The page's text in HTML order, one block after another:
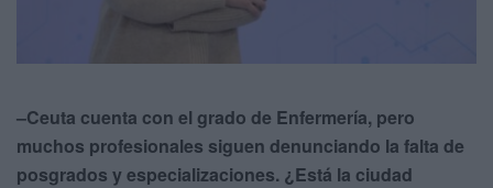
–Ceuta cuenta con el grado de Enfermería, pero
muchos profesionales siguen denunciando la falta de
posgrados y especializaciones. ¿Está la ciudad